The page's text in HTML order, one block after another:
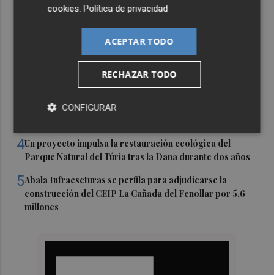
Últimas Noticias
El Roig Arena rinde tributo a Tina Turner con 'Simply
La Diputación impulsa un proyecto piloto de movilidad
4Un proyecto impulsa la restauración ecológica del
Parque Natural del Túria tras la Dana durante dos años
5Abala Infraescturas se perfila para adjudicarse la
construcción del CEIP La Cañada del Fenollar por 5,6
millones
cookies .Política de privacidad
ACEPTAR TODO
RECHAZAR TODO
CONFIGURAR